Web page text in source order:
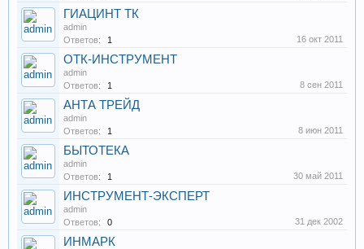
ГИАЦИНТ ТК
admin
Ответов:
1 16 окт 2011
ОТК-ИНСТРУМЕНТ
admin
Ответов:
1 8 сен 2011
АНТА ТРЕЙД
admin
Ответов:
1 8 июн 2011
БЫТОТЕКА
admin
Ответов:
1 30 май 2011
ИНСТРУМЕНТ-ЭКСПЕРТ
admin
Ответов:
0 31 дек 2002
ИНМАРК